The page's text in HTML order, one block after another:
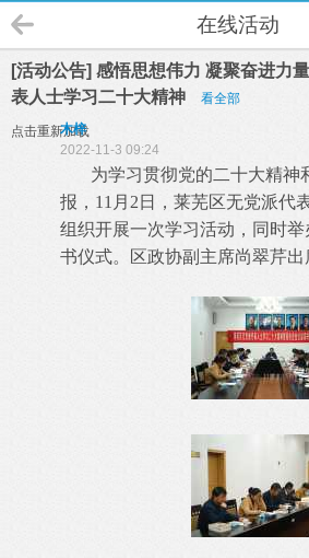
在线活动
[活动公告] 感悟思想伟力 凝聚奋进
表人士学习二十大精神
看全部
点击重新加载
木梓
2022-11-3 09:24
为学习贯彻党的二十大精神
报，11月2日，莱芜区无党派代
组织开展一次学习活动，同时
书仪式。区政协副主席尚翠芹出